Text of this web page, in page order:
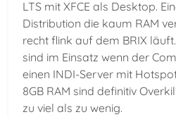
LTS mit XFCE als Desktop.
Distribution die kaum RAM
recht flink auf dem BRIX
sind im Einsatz wenn der
einen INDI-Server mit
8GB RAM sind definitiv
zu viel als zu wenig.